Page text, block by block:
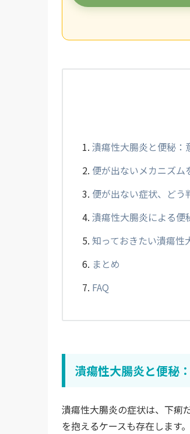
潰瘍性大腸炎と便秘：
便が出ないメカニズ
便が出ない症状、どう
潰瘍性大腸炎による便
知っておきたい潰瘍性
まとめ
FAQ
潰瘍性大腸炎と便秘
潰瘍性大腸炎の症状は、下痢
を抱えるケースも存在します。